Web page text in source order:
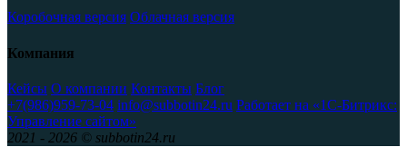
Коробочная версия Облачная версия
Компания
Кейсы О компании Контакты Блог
+7(986)959-73-04 info@subbotin24.ru Работает на «1С-Битрикс:
Управление сайтом»
2021 - 2026 © subbotin24.ru